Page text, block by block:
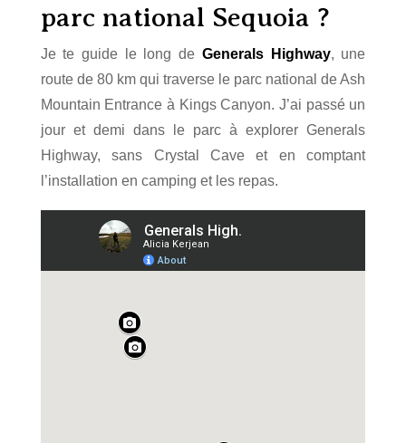
parc national Sequoia ?
Je te guide le long de Generals Highway, une
route de 80 km qui traverse le parc national de Ash
Mountain Entrance à Kings Canyon. J’ai passé un
jour et demi dans le parc à explorer Generals
Highway, sans Crystal Cave et en comptant
l’installation en camping et les repas.